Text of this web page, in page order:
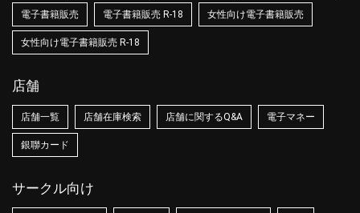
電子書籍販売 電子書籍販売 R-18 女性向け電子書籍販売
女性向け電子書籍販売 R-18
店舗
店舗一覧 店舗在庫検索 店舗に関するQ&A 電子マネー
銀聯カード
サークル向け